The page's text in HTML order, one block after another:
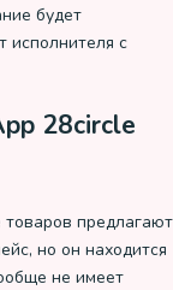
будет
исполнителя с
28circle
предлагают
но он находится
не имеет